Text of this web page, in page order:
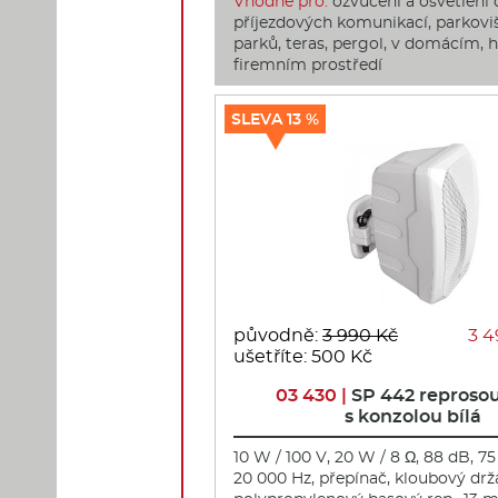
příjezdových komunikací,
parků, teras, pergol, v domácím,
firemním prostředí
původně:3 990 Kč
ušetříte: 500 Kč
3
03 430 | SP 442
s konzolou bílá
10 W / 100 V, 20 W / 8 Ω, 88 dB, 75
20 000 Hz, přepínač, kloubový
SLEVA 13 %